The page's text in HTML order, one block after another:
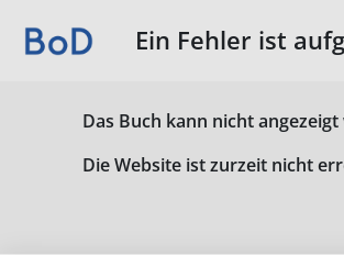
Ein Fehler ist
Das Buch kann nicht
Die Website ist zurzeit nicht